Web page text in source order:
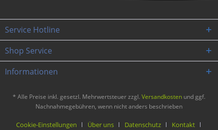
Service Hotline
Shop Service
Informationen
* Alle Preise inkl. gesetzl. Mehrwertsteuer zzgl. Versandkosten und ggf.
Nachnahmegebühren, wenn nicht anders beschrieben
Cookie-Einstellungen Über uns Datenschutz
Kontakt